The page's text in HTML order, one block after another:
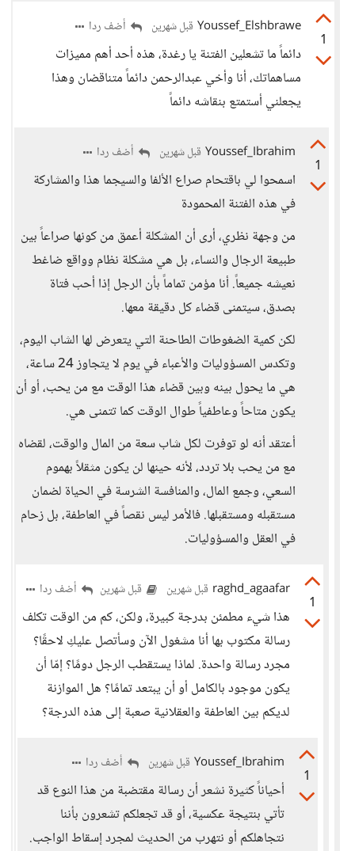
1
Youssef_Elshbrawe قبل شهرين أضف ردا
دائماً ما تشعلين الفتنة يا رغدة، هذه أحد أهم مميزات
مساهماتك، أنا وأخي عبدالرحمن دائماً متناقضان وهذا
يجعلني أستمتع بنقاشه دائماً
1
Youssef_Ibrahim قبل شهرين أضف ردا
اسمحوا لي باقتحام صراع الألفا والسيجما هذا والمشاركة
في هذه الفتنة المحمودة
من وجهة نظري، أرى أن المشكلة أعمق من كونها صراعاً بين
طبيعة الرجال والنساء، بل هي مشكلة نظام وواقع ضاغط
نعيشه جميعاً. أنا مؤمن تماماً بأن الرجل إذا أحب فتاة
بصدق، سيتمنى قضاء كل دقيقة معها.
لكن كمية الضغوطات الطاحنة التي يتعرض لها الشاب اليوم،
وتكدس المسؤوليات والأعباء في يوم لا يتجاوز 24 ساعة،
هي ما يحول بينه وبين قضاء هذا الوقت مع من يحب، أو أن
يكون متاحاً وعاطفياً طوال الوقت كما تتمنى هي.
أعتقد أنه لو توفرت لكل شاب سعة من المال والوقت، لقضاه
مع من يحب بلا تردد، لأنه حينها لن يكون مثقلاً بهموم
السعي، وجمع المال، والمنافسة الشرسة في الحياة لضمان
مستقبله ومستقبلها. فالأمر ليس نقصاً في العاطفة، بل زحام
في العقل والمسؤوليات.
1
raghd_agaafar قبل شهرين قبل شهرين أضف ردا
هذا شيء مطمئن بدرجة كبيرة، ولكن، كم من الوقت تكلف
رسالة مكتوب بها أنا مشغول الآن وسأتصل عليكِ لاحقًا؟
مجرد رسالة واحدة. لماذا يستقطب الرجل دومًا؟ إمّا أن
يكون موجود بالكامل أو أن يبتعد تمامًا؟ هل الموازنة
لديكم بين العاطفة والعقلانية صعبة إلى هذه الدرجة؟
1
Youssef_Ibrahim قبل شهرين أضف ردا
أحياناً كثيرة نشعر أن رسالة مقتضبة من هذا النوع قد
تأتي بنتيجة عكسية، أو قد تجعلكم تشعرون بأننا
نتجاهلكم أو نتهرب من الحديث لمجرد إسقاط الواجب.